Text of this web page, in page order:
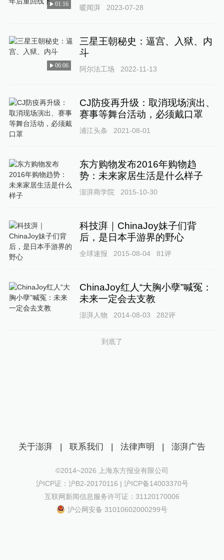
01:16 暖闻湃 2023-07-28
06:06
三星王朝秘史：逼宫、入狱、内
斗
阿尔法工场 2022-11-13
CJ防疫再升级：取消现场演出、
赛事等舞台活动，必须戴口罩
浦江头条 2021-08-01
东方购物发布2016年购物趋
势：未来家居生活是什么样子
澎湃商学院 2015-10-30
科技湃｜ChinaJoy妹子们背
后，是日本手游界的野心
全球速报 2015-08-04 81评
ChinaJoy红人“大胸小孽”喊冤：
未来一定会去支教
澎湃人物 2014-08-03 282评
到底了
关于澎湃 | 联系我们 | 法律声明 | 澎湃广告
©2014~2026 上海东方报业有限公司
沪ICP证：沪B2-20170116 | 沪ICP备14003370号
互联网新闻信息服务许可证：31120170006
沪公网安备 31010602000299号